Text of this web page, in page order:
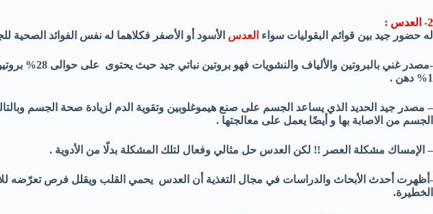
2- العدس :
له حضور جيد بين قوائم البقوليات سواء العدس الأسود أو الأصفر فكلاهما له نفس الفوائد
1% دهن .
– مصدر جيد الحديد الذي يساعد الجسم على صنع هيموغلوبين وتقوية الدم لزيادة صحة الجسم
الجسم من الاصابة بها و أيضًا يعمل على معالجتها .
– الإمساك مشكلة العصر !! لكن العدس حل مثالي وفعال لتلك المشكلة بدلًا من الأدوية .
-أظهرت أحدث الأبحاث والدراسات في مجال التغذية أن العدس يحمي القلب ويقلل فرص تعرّضه
الخطيرة.